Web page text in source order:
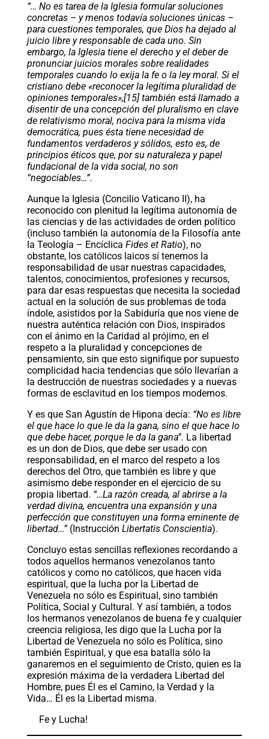
“… No es tarea de la Iglesia formular soluciones
concretas – y menos todavía soluciones únicas –
para cuestiones temporales, que Dios ha dejado al
juicio libre y responsable de cada uno. Sin
embargo, la Iglesia tiene el derecho y el deber de
pronunciar juicios morales sobre realidades
temporales cuando lo exija la fe o la ley moral. Si el
cristiano debe «reconocer la legítima pluralidad de
opiniones temporales»,[15] también está llamado a
disentir de una concepción del pluralismo en clave
de relativismo moral, nociva para la misma vida
democrática, pues ésta tiene necesidad de
fundamentos verdaderos y sólidos, esto es, de
principios éticos que, por su naturaleza y papel
fundacional de la vida social, no son
“negociables…”.
Aunque la Iglesia (Concilio Vaticano II), ha
reconocido con plenitud la legítima autonomía de
las ciencias y de las actividades de orden político
(incluso también la autonomía de la Filosofía ante
la Teología – Encíclica Fides et Ratio), no
obstante, los católicos laicos sí tenemos la
responsabilidad de usar nuestras capacidades,
talentos, conocimientos, profesiones y recursos,
para dar esas respuestas que necesita la sociedad
actual en la solución de sus problemas de toda
índole, asistidos por la Sabiduría que nos viene de
nuestra auténtica relación con Dios, inspirados
con el ánimo en la Caridad al prójimo, en el
respeto a la pluralidad y concepciones de
pensamiento, sin que esto signifique por supuesto
complicidad hacia tendencias que sólo llevarían a
la destrucción de nuestras sociedades y a nuevas
formas de esclavitud en los tiempos modernos.
Y es que San Agustín de Hipona decía: “No es libre
el que hace lo que le da la gana, sino el que hace lo
que debe hacer, porque le da la gana”. La libertad
es un don de Dios, que debe ser usado con
responsabilidad, en el marco del respeto a los
derechos del Otro, que también es libre y que
asimismo debe responder en el ejercicio de su
propia libertad. “…La razón creada, al abrirse a la
verdad divina, encuentra una expansión y una
perfección que constituyen una forma eminente de
libertad…” (Instrucción Libertatis Conscientia).
Concluyo estas sencillas reflexiones recordando a
todos aquellos hermanos venezolanos tanto
católicos y como no católicos, que hacen vida
espiritual, que la lucha por la Libertad de
Venezuela no sólo es Espiritual, sino también
Política, Social y Cultural. Y así también, a todos
los hermanos venezolanos de buena fe y cualquier
creencia religiosa, les digo que la Lucha por la
Libertad de Venezuela no sólo es Política, sino
también Espiritual, y que esa batalla sólo la
ganaremos en el seguimiento de Cristo, quien es la
expresión máxima de la verdadera Libertad del
Hombre, pues Él es el Camino, la Verdad y la
Vida… Él es la Libertad misma.
Fe y Lucha!